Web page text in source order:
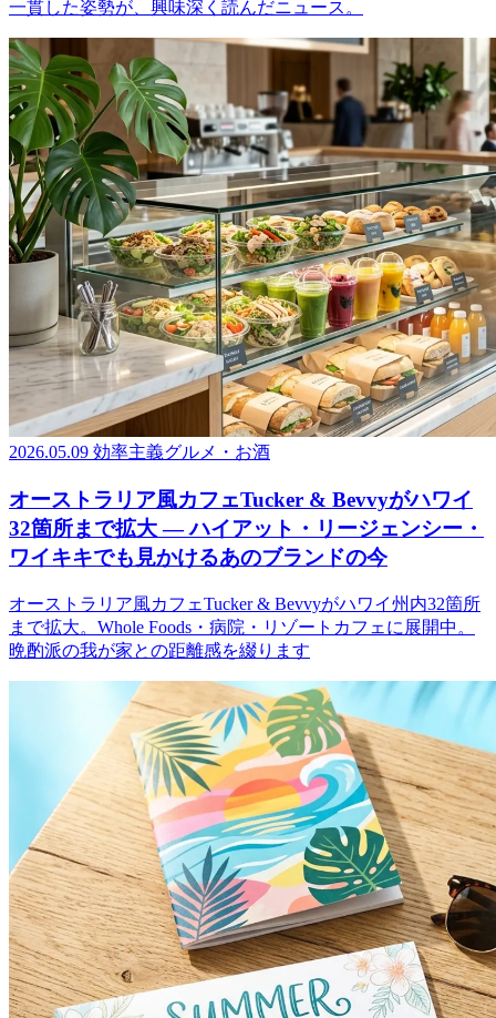
一貫した姿勢が、興味深く読んだニュース。
2026.05.09 効率主義グルメ・お酒
オーストラリア風カフェTucker & Bevvyがハワイ
32箇所まで拡大 ― ハイアット・リージェンシー・
ワイキキでも見かけるあのブランドの今
オーストラリア風カフェTucker & Bevvyがハワイ州内32箇所
まで拡大。Whole Foods・病院・リゾートカフェに展開中。
晩酌派の我が家との距離感を綴ります